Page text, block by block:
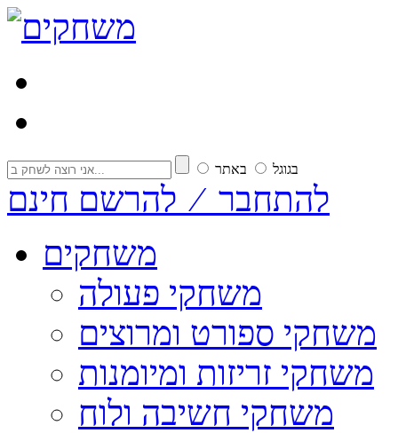
בגוגל באתר
להתחבר ⁄ להרשם חינם
משחקים
משחקי פעולה
משחקי ספורט ומרוצים
משחקי זריזות ומיומנות
משחקי חשיבה ולוח